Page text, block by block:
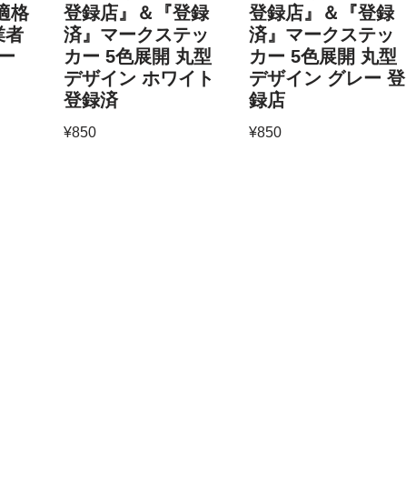
格
者
登録店』＆『登録
済』マークステッ
カー 5色展開 丸型
デザイン ホワイト
登録済
¥850
登録店』＆『登録
済』マークステッ
カー 5色展開 丸型
デザイン グレー 登
録店
¥850